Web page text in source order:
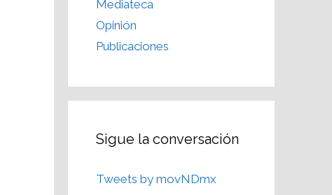
Mediateca
Opinión
Publicaciones
Sigue la conversación
Tweets by movNDmx